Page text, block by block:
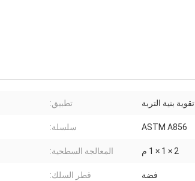
تقوية بنية التربة تطبيق:
ASTM A856 سلسلة:
2 × 1 × 1 م المعالجة السطحية:
فضة قطر السلك: